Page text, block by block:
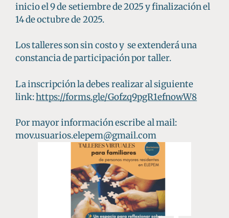
inicio el 9 de setiembre de 2025 y finalización el
14 de octubre de 2025.
Los talleres son sin costo y se extenderá una
constancia de participación por taller.
La inscripción la debes realizar al siguiente
link:https://forms.gle/Gofzq9pgR1efnowW8
Por mayor información escribe al mail:
mov.usuarios.elepem@gmail.com